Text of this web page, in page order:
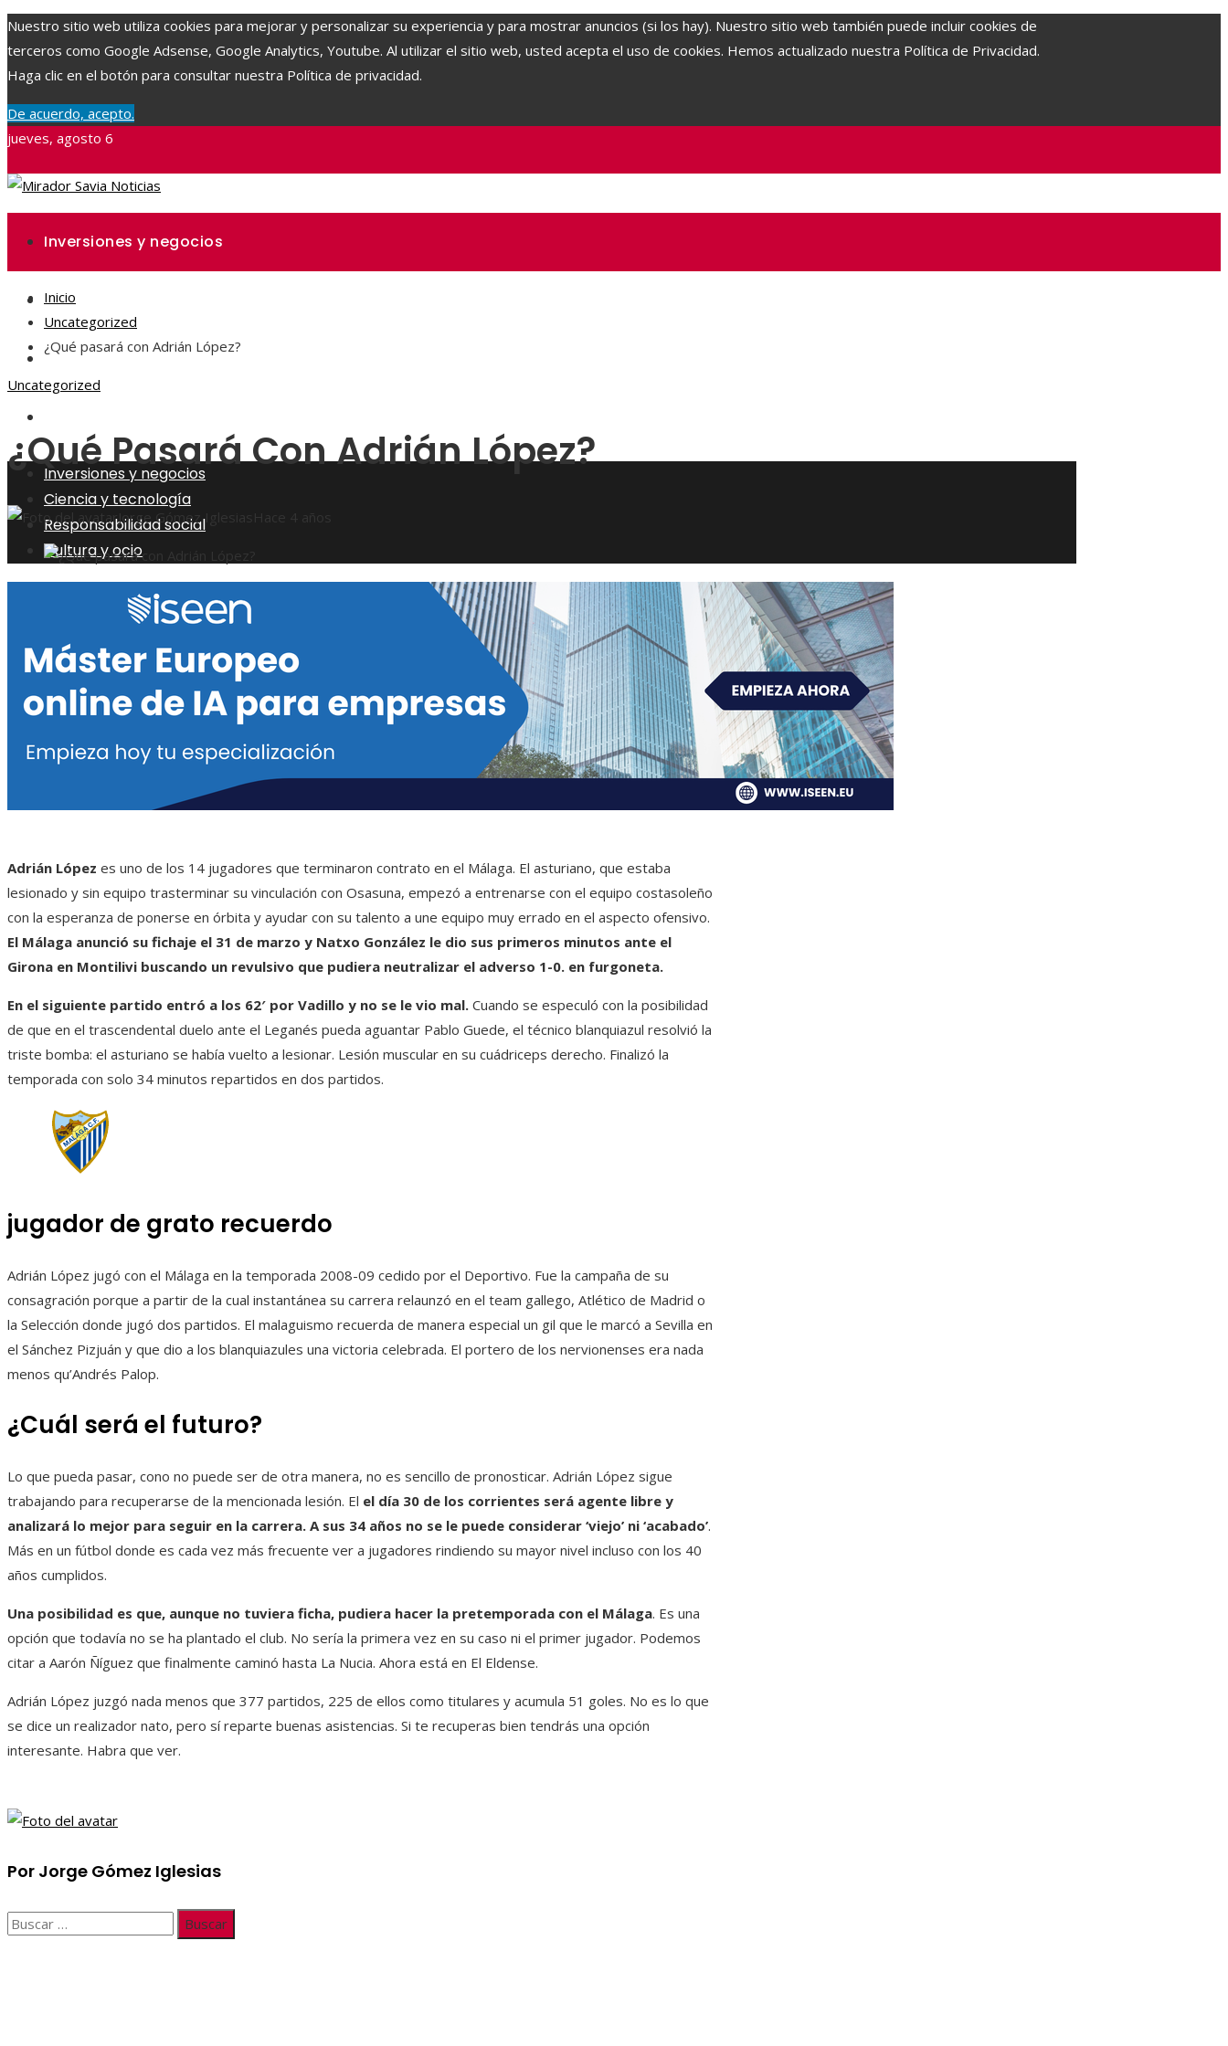
Nuestro sitio web utiliza cookies para mejorar y personalizar su experiencia y para mostrar anuncios (si los hay). Nuestro sitio web también puede incluir cookies de
terceros como Google Adsense, Google Analytics, Youtube. Al utilizar el sitio web, usted acepta el uso de cookies. Hemos actualizado nuestra Política de Privacidad.
Haga clic en el botón para consultar nuestra Política de privacidad.
De acuerdo, acepto.
jueves, agosto 6
Inversiones y negocios
Ciencia y tecnología
Responsabilidad social
Inversiones y negocios
Ciencia y tecnología
Responsabilidad social
Cultura y ocio
Inicio
Uncategorized
¿Qué pasará con Adrián López?
Uncategorized
¿Qué Pasará Con Adrián López?
Jorge Gómez Iglesias Hace 4 años
Adrián López es uno de los 14 jugadores que terminaron contrato en el Málaga. El asturiano, que estaba
lesionado y sin equipo trasterminar su vinculación con Osasuna, empezó a entrenarse con el equipo costasoleño
con la esperanza de ponerse en órbita y ayudar con su talento a une equipo muy errado en el aspecto ofensivo.
El Málaga anunció su fichaje el 31 de marzo y Natxo González le dio sus primeros minutos ante el
Girona en Montilivi buscando un revulsivo que pudiera neutralizar el adverso 1-0. en furgoneta.
En el siguiente partido entró a los 62′ por Vadillo y no se le vio mal. Cuando se especuló con la posibilidad
de que en el trascendental duelo ante el Leganés pueda aguantar Pablo Guede, el técnico blanquiazul resolvió la
triste bomba: el asturiano se había vuelto a lesionar. Lesión muscular en su cuádriceps derecho. Finalizó la
temporada con solo 34 minutos repartidos en dos partidos.
jugador de grato recuerdo
Adrián López jugó con el Málaga en la temporada 2008-09 cedido por el Deportivo. Fue la campaña de su
consagración porque a partir de la cual instantánea su carrera relaunzó en el team gallego, Atlético de Madrid o
la Selección donde jugó dos partidos. El malaguismo recuerda de manera especial un gil que le marcó a Sevilla en
el Sánchez Pizjuán y que dio a los blanquiazules una victoria celebrada. El portero de los nervionenses era nada
menos qu’Andrés Palop.
¿Cuál será el futuro?
Lo que pueda pasar, cono no puede ser de otra manera, no es sencillo de pronosticar. Adrián López sigue
trabajando para recuperarse de la mencionada lesión. El el día 30 de los corrientes será agente libre y
analizará lo mejor para seguir en la carrera. A sus 34 años no se le puede considerar ‘viejo’ ni ‘acabado’.
Más en un fútbol donde es cada vez más frecuente ver a jugadores rindiendo su mayor nivel incluso con los 40
años cumplidos.
Una posibilidad es que, aunque no tuviera ficha, pudiera hacer la pretemporada con el Málaga. Es una
opción que todavía no se ha plantado el club. No sería la primera vez en su caso ni el primer jugador. Podemos
citar a Aarón Ñíguez que finalmente caminó hasta La Nucia. Ahora está en El Eldense.
Adrián López juzgó nada menos que 377 partidos, 225 de ellos como titulares y acumula 51 goles. No es lo que
se dice un realizador nato, pero sí reparte buenas asistencias. Si te recuperas bien tendrás una opción
interesante. Habra que ver.
Por Jorge Gómez Iglesias
Buscar: